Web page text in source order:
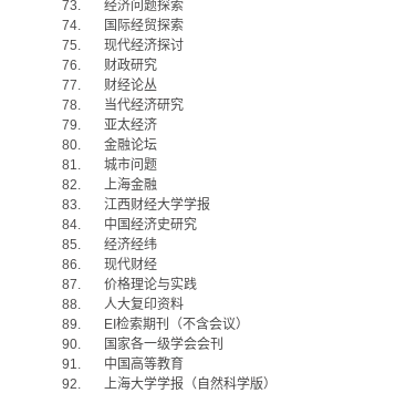
73.
经济问题探索
74.
国际经贸探索
75.
现代经济探讨
76.
财政研究
77.
财经论丛
78.
当代经济研究
79.
亚太经济
80.
金融论坛
81.
城市问题
82.
上海金融
83.
江西财经大学学报
84.
中国经济史研究
85.
经济经纬
86.
现代财经
87.
价格理论与实践
88.
人大复印资料
89.
EI检索期刊（不含会议）
90.
国家各一级学会会刊
91.
中国高等教育
92.
上海大学学报（自然科学版）